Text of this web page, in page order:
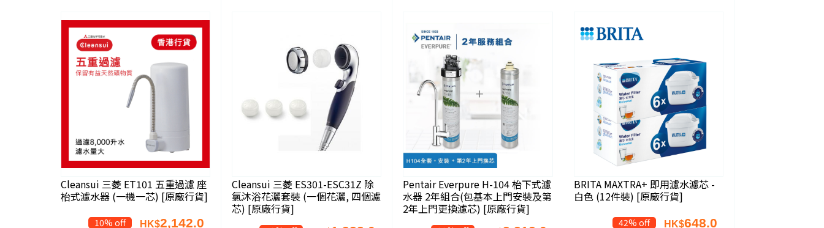
Cleansui 三菱 ET101 五重過濾 座
枱式濾水器 (一機一芯) [原廠行貨]
10% off HK$2,142.0
Cleansui 三菱 ES301-ESC31Z 除
氯沐浴花灑套裝 (一個花灑, 四個濾
芯) [原廠行貨]
Pentair Everpure H-104 枱下式濾
水器 2年組合(包基本上門安裝及第
2年上門更換濾芯) [原廠行貨]
BRITA MAXTRA+ 即用濾水濾芯 -
白色 (12件裝) [原廠行貨]
42% off HK$648.0